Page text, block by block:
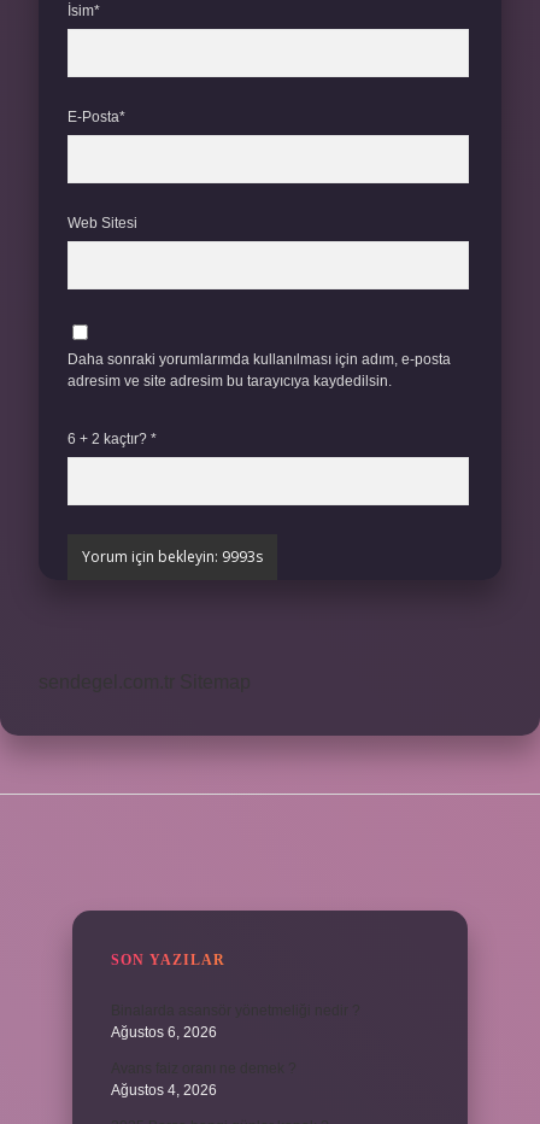
İsim*
E-Posta*
Web Sitesi
Daha sonraki yorumlarımda kullanılması için adım, e-posta
adresim ve site adresim bu tarayıcıya kaydedilsin.
6 + 2 kaçtır? *
SON YAZILAR
Ağustos 6, 2026
Ağustos 4, 2026